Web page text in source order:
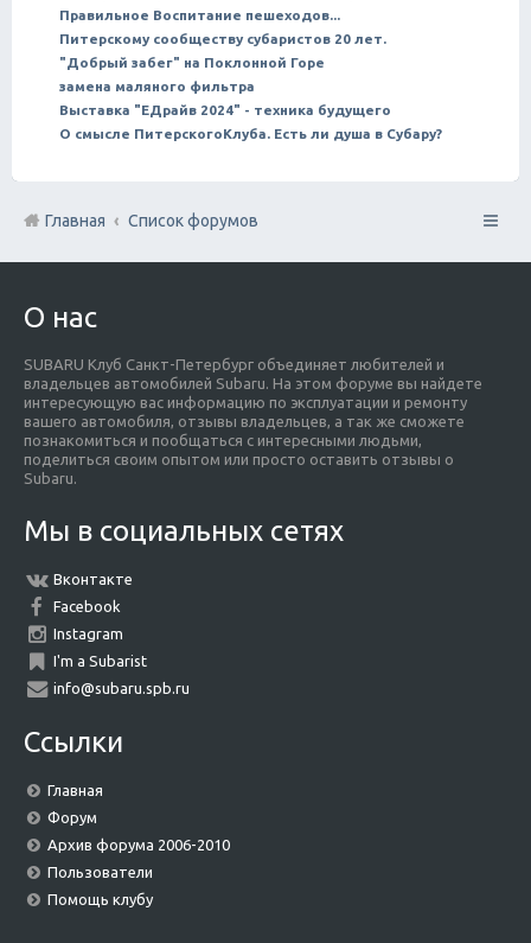
Правильное Воспитание пешеходов...
Питерскому сообществу субаристов 20 лет.
"Добрый забег" на Поклонной Горе
замена маляного фильтра
Выставка "ЕДрайв 2024" - техника будущего
О смысле ПитерскогоКлуба. Есть ли душа в Субару?
Главная Список форумов
О нас
SUBARU Клуб Санкт-Петербург объединяет любителей и
владельцев автомобилей Subaru. На этом форуме вы найдете
интересующую вас информацию по эксплуатации и ремонту
вашего автомобиля, отзывы владельцев, а так же сможете
познакомиться и пообщаться с интересными людьми,
поделиться своим опытом или просто оставить отзывы о
Subaru.
Мы в социальных сетях
Вконтакте
Facebook
Instagram
I'm a Subarist
info@subaru.spb.ru
Ссылки
Главная
Форум
Архив форума 2006-2010
Пользователи
Помощь клубу